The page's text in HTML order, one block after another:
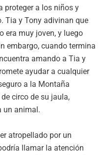
proteger a los niños y
Tia y Tony adivinan que
era muy joven, y luego
embargo, cuando termina
amando a Tia y
ayudar a cualquier
a la Montaña
circo de su jaula,
un animal.
atropellado por un
llamar la atención